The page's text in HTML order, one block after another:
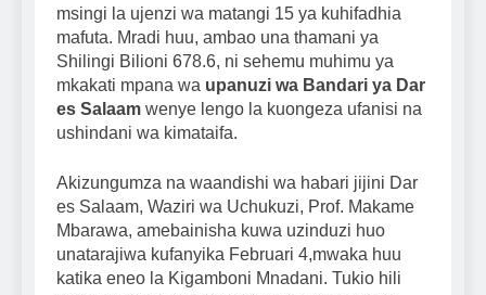
msingi la ujenzi wa matangi 15 ya kuhifadhia
mafuta. Mradi huu, ambao una thamani ya
Shilingi Bilioni 678.6, ni sehemu muhimu ya
mkakati mpana wa upanuzi wa Bandari ya Dar
es Salaam wenye lengo la kuongeza ufanisi na
ushindani wa kimataifa.
Akizungumza na waandishi wa habari jijini Dar
es Salaam, Waziri wa Uchukuzi, Prof. Makame
Mbarawa, amebainisha kuwa uzinduzi huo
unatarajiwa kufanyika Februari 4,mwaka huu
katika eneo la Kigamboni Mnadani. Tukio hili